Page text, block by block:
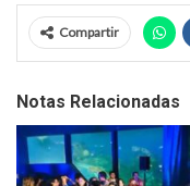
Compartir
Notas Relacionadas